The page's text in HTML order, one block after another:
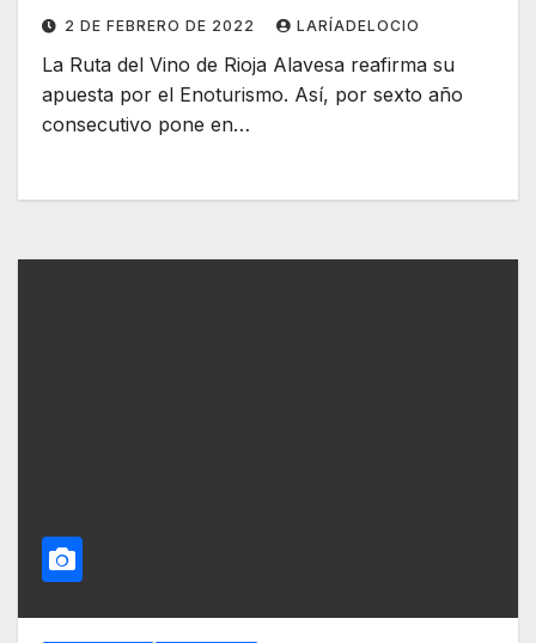
2 DE FEBRERO DE 2022 LARÍADELOCIO
La Ruta del Vino de Rioja Alavesa reafirma su
apuesta por el Enoturismo. Así, por sexto año
consecutivo pone en…